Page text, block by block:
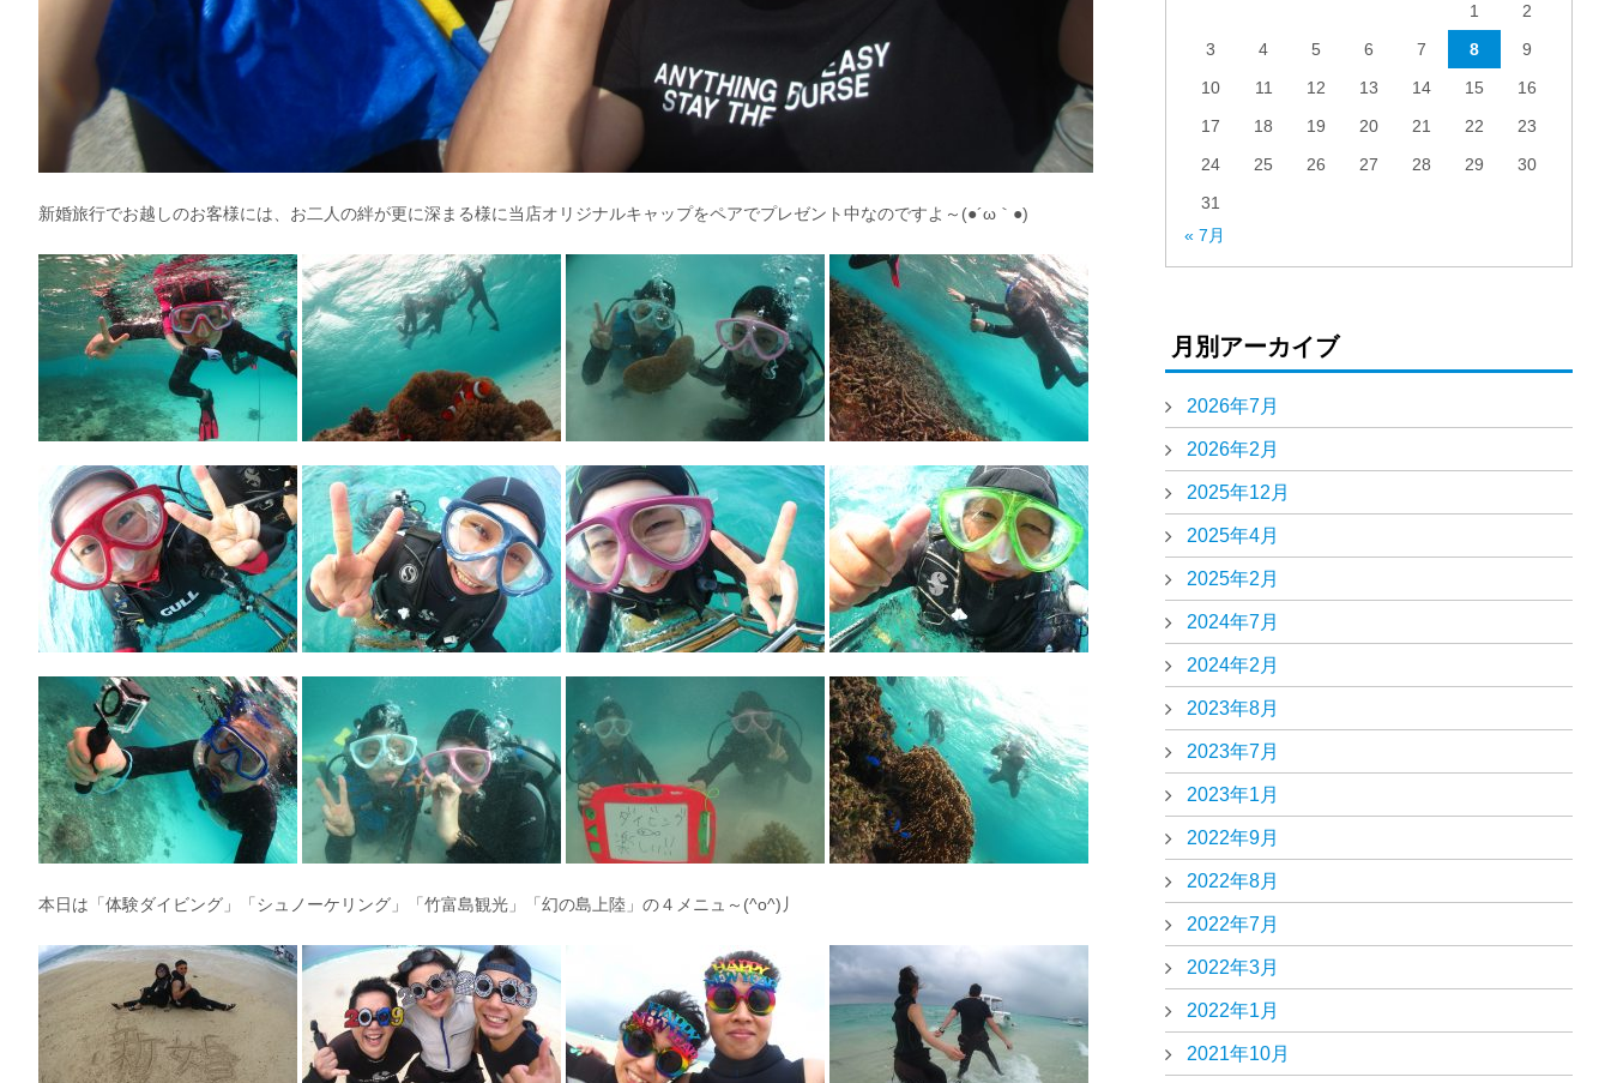
新婚旅行でお越しのお客様には、お二人の絆が更に深まる様に当店オリジナルキャップをペアでプレゼント中なのですよ～(●´ω｀●)
本日は「体験ダイビング」「シュノーケリング」「竹富島観光」「幻の島上陸」の４メニュ～(^o^)丿
1
2
3
4 5 6 7 8
9
10
11 12 13 14 15
16
17
18 19 20 21 22
23
24
25 26 27 28 29
30
31
« 7月
月別アーカイブ
2026年7月
2026年2月
2025年12月
2025年4月
2025年2月
2024年7月
2024年2月
2023年8月
2023年7月
2023年1月
2022年9月
2022年8月
2022年7月
2022年3月
2022年1月
2021年10月